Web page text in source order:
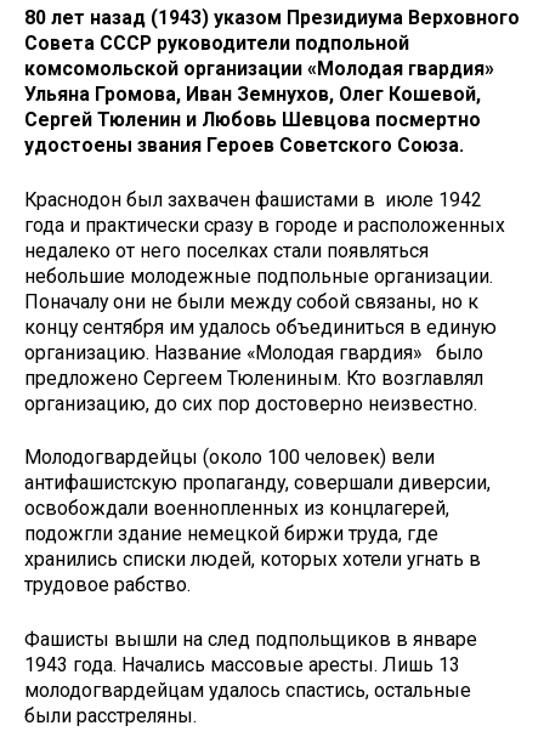
80 лет назад (1943) указом Президиума Верховного
Совета СССР руководители подпольной
комсомольской организации «Молодая гвардия»
Ульяна Громова, Иван Земнухов, Олег Кошевой,
Сергей Тюленин и Любовь Шевцова посмертно
удостоены звания Героев Советского Союза.
Краснодон был захвачен фашистами в июле 1942
года и практически сразу в городе и расположенных
недалеко от него поселках стали появляться
небольшие молодежные подпольные организации.
Поначалу они не были между собой связаны, но к
концу сентября им удалось объединиться в единую
организацию. Название «Молодая гвардия» было
предложено Сергеем Тюлениным. Кто возглавлял
организацию, до сих пор достоверно неизвестно.
Молодогвардейцы (около 100 человек) вели
антифашистскую пропаганду, совершали диверсии,
освобождали военнопленных из концлагерей,
подожгли здание немецкой биржи труда, где
хранились списки людей, которых хотели угнать в
трудовое рабство.
Фашисты вышли на след подпольщиков в январе
1943 года. Начались массовые аресты. Лишь 13
молодогвардейцам удалось спастись, остальные
были расстреляны.